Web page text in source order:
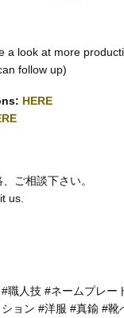
a look at more
follow up)
HERE
ご相談下さい。
us.
職人技 #ネームプレー
ョン #洋服 #真鍮 #